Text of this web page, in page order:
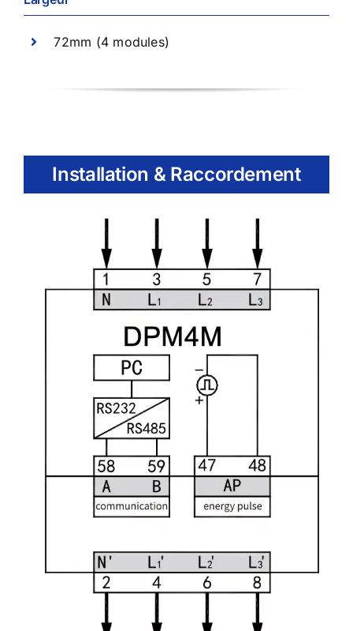
72mm (4 modules)
Installation & Raccordement